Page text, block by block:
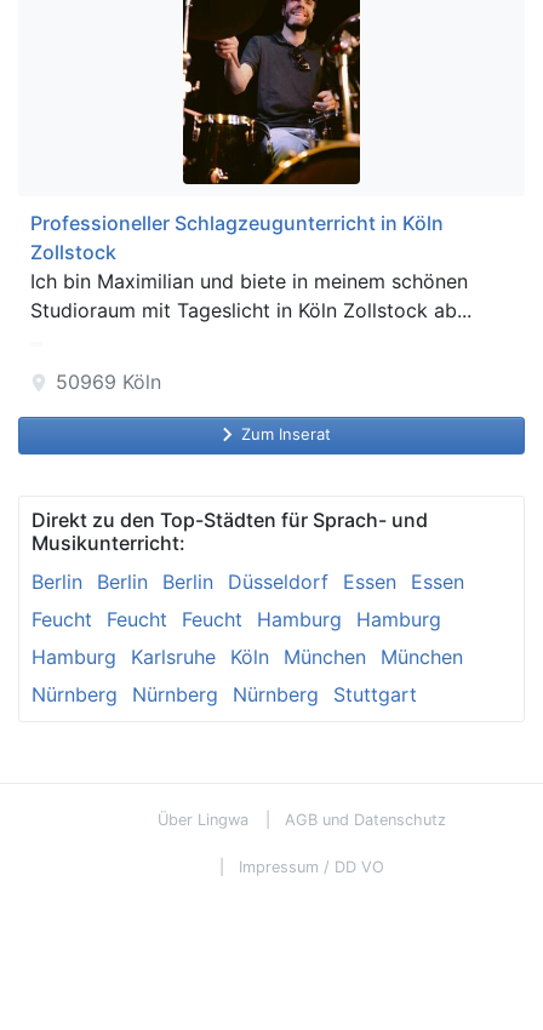
Professioneller Schlagzeugunterricht in Köln
Zollstock
Ich bin Maximilian und biete in meinem schönen
Studioraum mit Tageslicht in Köln Zollstock ab...
location_on 50969 Köln
keyboard_arrow_right Zum Inserat
Direkt zu den Top-Städten für Sprach- und
Musikunterricht:
Berlin
Berlin Berlin Düsseldorf Essen
Essen
Feucht
Feucht Feucht Hamburg
Hamburg
Hamburg
Karlsruhe Köln München
München
Nürnberg
Nürnberg Nürnberg Stuttgart
Über Lingwa AGB und Datenschutz
Impressum / DD VO